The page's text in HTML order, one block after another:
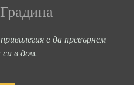
е да превърнем
в дом.